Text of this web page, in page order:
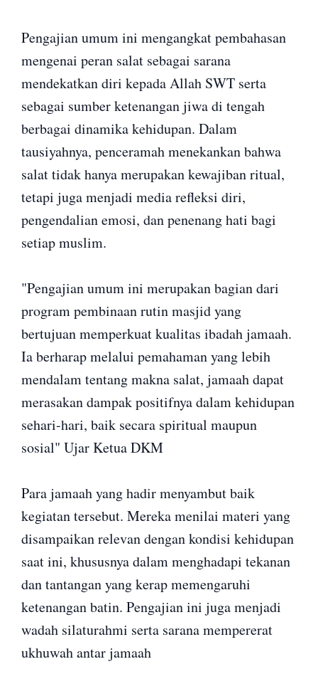
Pengajian umum ini mengangkat pembahasan
mengenai peran salat sebagai sarana
mendekatkan diri kepada Allah SWT serta
sebagai sumber ketenangan jiwa di tengah
berbagai dinamika kehidupan. Dalam
tausiyahnya, penceramah menekankan bahwa
salat tidak hanya merupakan kewajiban ritual,
tetapi juga menjadi media refleksi diri,
pengendalian emosi, dan penenang hati bagi
setiap muslim.
"Pengajian umum ini merupakan bagian dari
program pembinaan rutin masjid yang
bertujuan memperkuat kualitas ibadah jamaah.
Ia berharap melalui pemahaman yang lebih
mendalam tentang makna salat, jamaah dapat
merasakan dampak positifnya dalam kehidupan
sehari-hari, baik secara spiritual maupun
sosial" Ujar Ketua DKM
Para jamaah yang hadir menyambut baik
kegiatan tersebut. Mereka menilai materi yang
disampaikan relevan dengan kondisi kehidupan
saat ini, khususnya dalam menghadapi tekanan
dan tantangan yang kerap memengaruhi
ketenangan batin. Pengajian ini juga menjadi
wadah silaturahmi serta sarana mempererat
ukhuwah antar jamaah